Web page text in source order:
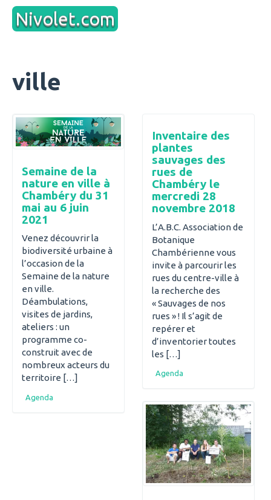
Aller
contenu
Nivolet.com
ville
Semaine de la
nature en ville à
Chambéry du 31
mai au 6 juin
2021
Venez découvrir la
biodiversité urbaine à
l’occasion de la
Semaine de la nature
en ville.
Déambulations,
visites de jardins,
ateliers : un
programme co-
construit avec de
nombreux acteurs du
territoire […]
Agenda
Inventaire des
plantes
sauvages des
rues de
Chambéry le
mercredi 28
novembre 2018
L’A.B.C. Association de
Botanique
Chambérienne vous
invite à parcourir les
rues du centre-ville à
la recherche des
« Sauvages de nos
rues » ! Il s’agit de
repérer et
d’inventorier toutes
les […]
Agenda